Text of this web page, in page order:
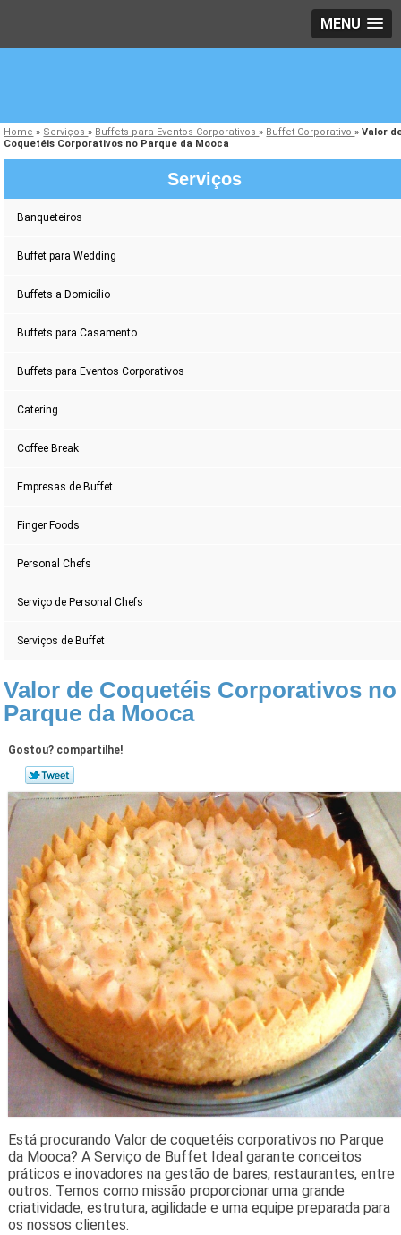
MENU
Home » Serviços» Buffets para Eventos Corporativos» Buffet Corporativo»Valor
Coquetéis Corporativos no Parque da Mooca
Serviços
Banqueteiros
Buffet para Wedding
Buffets a Domicílio
Buffets para Casamento
Buffets para Eventos Corporativos
Catering
Coffee Break
Empresas de Buffet
Finger Foods
Personal Chefs
Serviço de Personal Chefs
Serviços de Buffet
Valor de Coquetéis Corporativos no
Parque da Mooca
Gostou? compartilhe!
Está procurando Valor de coquetéis corporativos no Parque
da Mooca? A Serviço de Buffet Ideal garante conceitos
práticos e inovadores na gestão de bares, restaurantes, entre
outros. Temos como missão proporcionar uma grande
criatividade, estrutura, agilidade e uma equipe preparada para
os nossos clientes.